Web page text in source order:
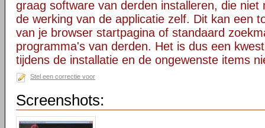
graag software van derden installeren, die niet
de werking van de applicatie zelf. Dit kan een
van je browser startpagina of standaard
programma's van derden. Het is dus een
tijdens de installatie en de ongewenste items
Stel een correctie voor
Screenshots: